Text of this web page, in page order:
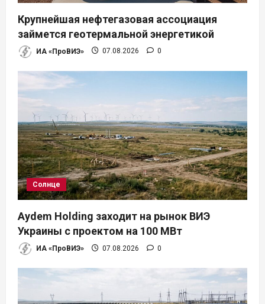
Крупнейшая нефтегазовая ассоциация
займется геотермальной энергетикой
ИА «ПроВИЭ» 07.08.2026 0
Солнце
Aydem Holding заходит на рынок ВИЭ
Украины с проектом на 100 МВт
ИА «ПроВИЭ» 07.08.2026 0